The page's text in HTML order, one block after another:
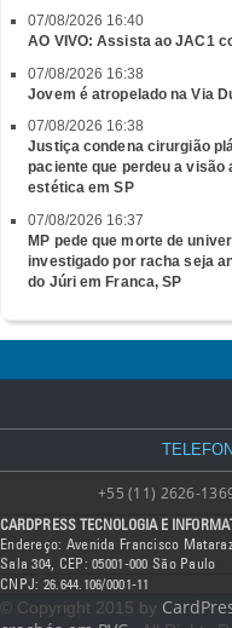
07/08/2026 16:40
AO VIVO: Assista ao JAC1
07/08/2026 16:38
Jovem é atropelado na Via
07/08/2026 16:38
Justiça condena cirurgião
paciente que perdeu a visão
estética em SP
07/08/2026 16:37
MP pede que morte de
investigado por racha seja
do Júri em Franca, SP
+55 (11) 2626-
CARDPRESS TECNOLOGIA E
Endereço: Avenida Francisco
Sala 304, CEP: 05001-000 São Paulo
CNPJ: 26.644.106/0001-11
© Copyright 2015 by